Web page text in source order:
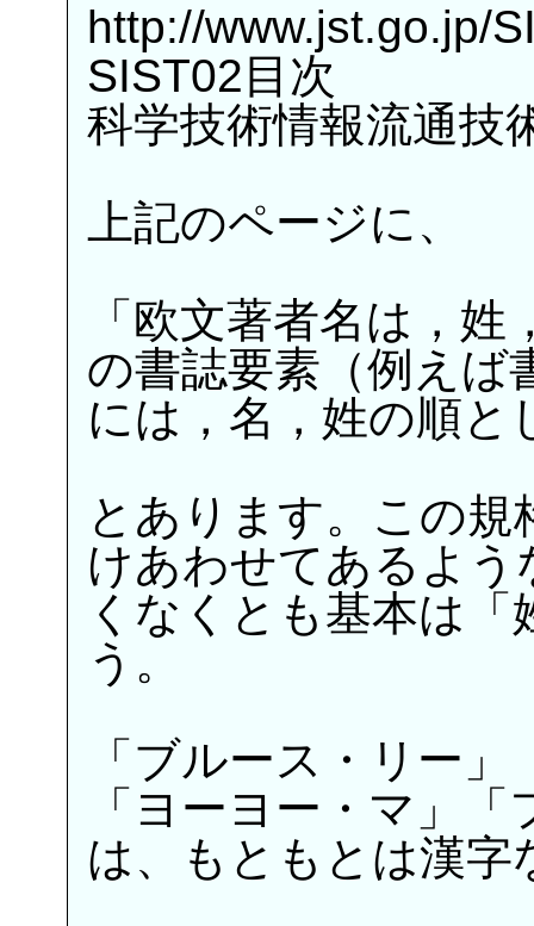
http://www.jst.go.jp/
SIST02目次
科学技術情報流通技
上記のページに、
「欧文著者名は，
の書誌要素（例えば
には，名，姓の順と
とあります。この
けあわせてあるよ
くなくとも基本は
う。
「ブルース・リー
「ヨーヨー・マ」
は、もともとは漢字